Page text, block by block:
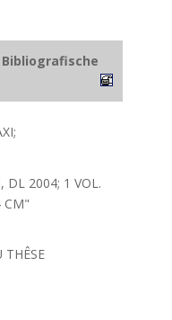
DL 2004; 1 VOL.
CM"
THÊSE